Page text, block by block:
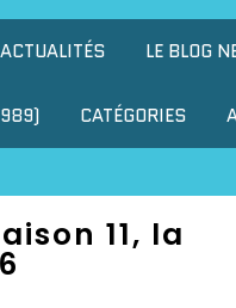
ACTUALITÉS LE BLOG
CATÉGORIES
11, la